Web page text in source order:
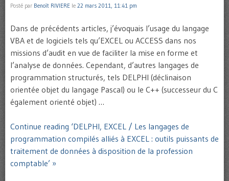
Posté par Benoît RIVIERE le 22 mars 2011, 11:41 pm
Dans de précédents articles, j’évoquais l’usage du langage
VBA et de logiciels tels qu’EXCEL ou ACCESS dans nos
missions d’audit en vue de faciliter la mise en forme et
l’analyse de données. Cependant, d’autres langages de
programmation structurés, tels DELPHI (déclinaison
orientée objet du langage Pascal) ou le C++ (successeur du C
également orienté objet) …
Continue reading ‘DELPHI, EXCEL / Les langages de
programmation compilés alliés à EXCEL : outils puissants de
traitement de données à disposition de la profession
comptable’ »